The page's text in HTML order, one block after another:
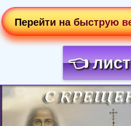
Перейти на быструю
👈
Загрузка